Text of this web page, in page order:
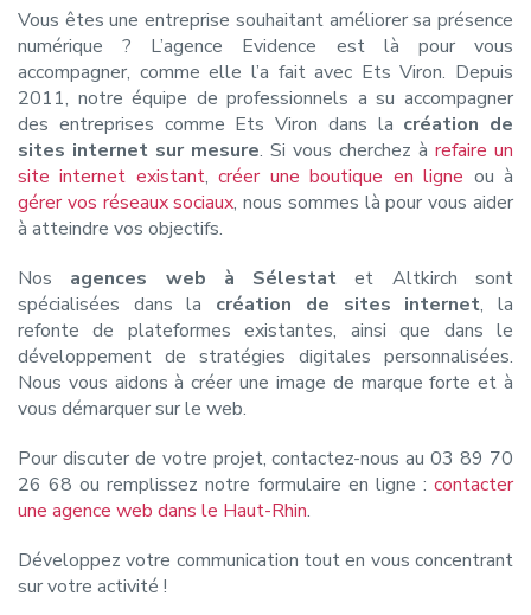
Vous êtes une entreprise souhaitant améliorer sa présence
numérique ? L’agence Evidence est là pour vous
accompagner, comme elle l’a fait avec Ets Viron. Depuis
2011, notre équipe de professionnels a su accompagner
des entreprises comme Ets Viron dans la création de
sites internet sur mesure. Si vous cherchez à refaire un
site internet existant,créer une boutique en ligne ou à
gérer vos réseaux sociaux, nous sommes là pour vous aider
à atteindre vos objectifs.
Nos agences web à Sélestat et Altkirch sont
spécialisées dans la création de sites internet, la
refonte de plateformes existantes, ainsi que dans le
développement de stratégies digitales personnalisées.
Nous vous aidons à créer une image de marque forte et à
vous démarquer sur le web.
Pour discuter de votre projet, contactez-nous au 03 89 70
26 68 ou remplissez notre formulaire en ligne : contacter
une agence web dans le Haut-Rhin.
Développez votre communication tout en vous concentrant
sur votre activité !